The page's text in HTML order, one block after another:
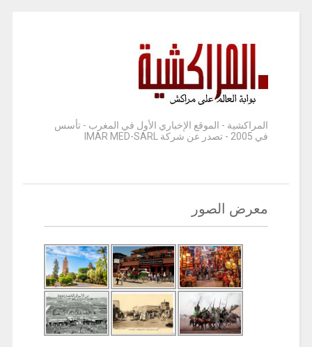
المراكشية - الموقع الإخباري الأول في المغرب - تأسس
في 2005 - تصدر عن شركة IMAR MED-SARL
معرض الصور